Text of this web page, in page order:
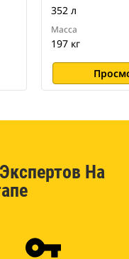
352 л
Масса
197 кг
На